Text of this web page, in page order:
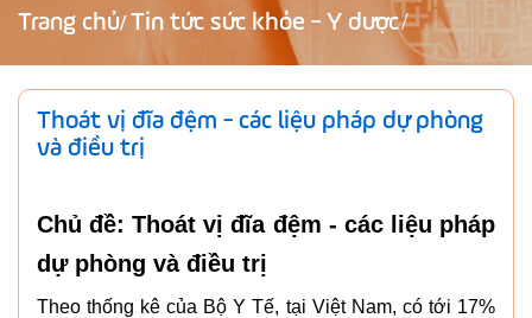
Trang chủ/ Tin tức sức khỏe - Y dược
Thoát vị đĩa đệm - các liệu pháp dự phòng
và điều trị
Chủ đề: Thoát vị đĩa đệm - các liệu pháp
dự phòng và điều trị
Theo thống kê của Bộ Y Tế, tại Việt Nam, có tới 17%